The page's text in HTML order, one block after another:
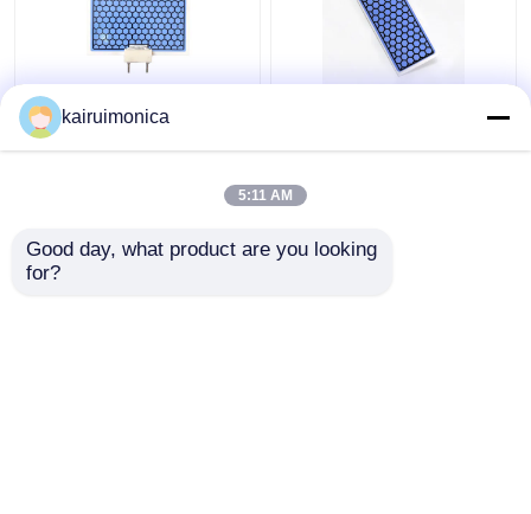
10 g/uur keramische
ozonplaat voor
Generator
kairuimonica
5:11 AM
Good day, what product are you looking
for?